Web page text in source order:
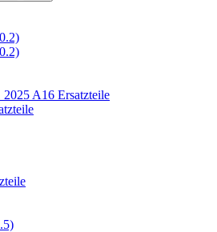
2025 A16 Ersatzteile